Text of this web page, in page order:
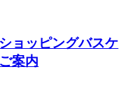
ョッピングバスケ
案内